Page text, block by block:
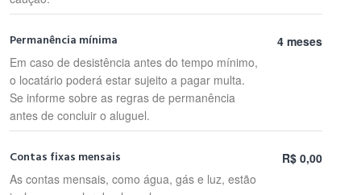
Permanência mínima
Em caso de desistência antes do tempo mínimo,
o locatário poderá estar sujeito a pagar multa.
Se informe sobre as regras de permanência
antes de concluir o aluguel.
4 meses
Contas fixas mensais
As contas mensais, como água, gás e luz, estão
R$ 0,00